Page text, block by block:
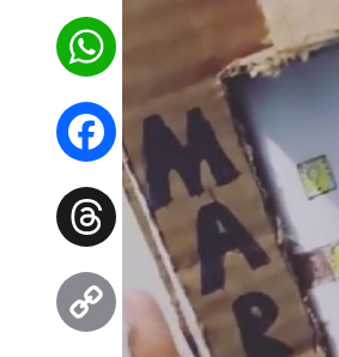
WhatsApp
Facebook
Threads